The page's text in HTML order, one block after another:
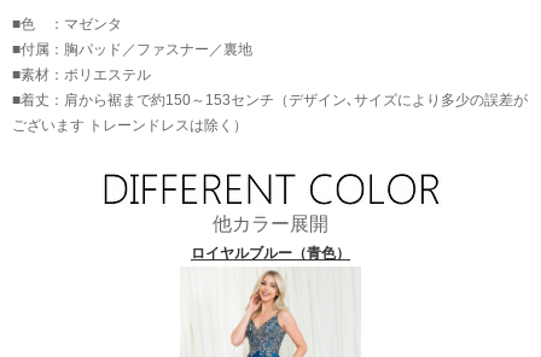
■色 ：マゼンタ
■付属：胸パッド／ファスナー／裏地
■素材：ポリエステル
■着丈：肩から裾まで約150～153センチ（デザイン､サイズにより多少の誤差が
ございます トレーンドレスは除く）
他カラー展開
ロイヤルブルー（青色）